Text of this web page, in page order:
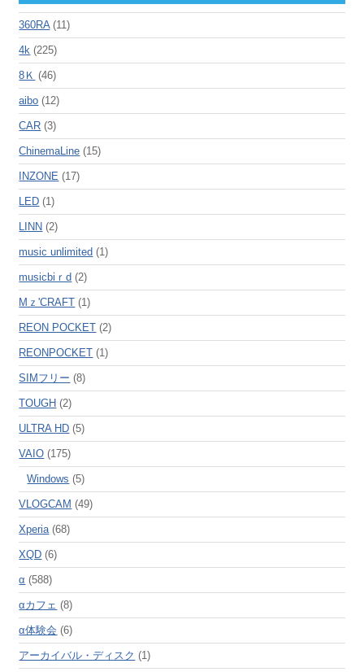
360RA(11)
4k (225)
8Ｋ (46)
aibo (12)
CAR (3)
ChinemaLine (15)
INZONE (17)
LED (1)
LINN (2)
music unlimited (1)
musicbiｒd (2)
Mｚ'CRAFT (1)
REON POCKET (2)
REONPOCKET (1)
SIMフリー (8)
TOUGH (2)
ULTRA HD (5)
VAIO (175)
Windows (5)
VLOGCAM (49)
Xperia(68)
XQD (6)
α (588)
αカフェ (8)
α体験会 (6)
アーカイバル・ディスク (1)